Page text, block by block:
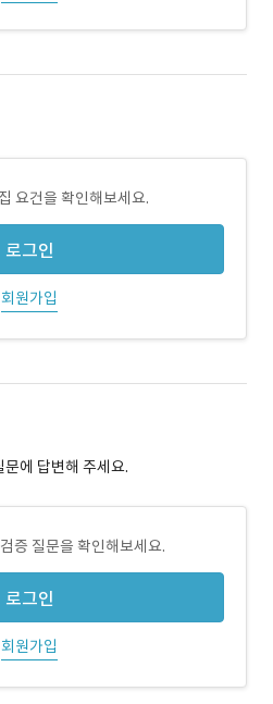
요건을 확인해보세요.
로그인
회원가입
에 답변해 주세요.
증 질문을 확인해보세요.
로그인
회원가입